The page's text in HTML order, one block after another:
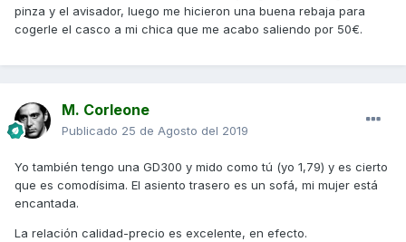
pinza y el avisador, luego me hicieron una buena rebaja para
cogerle el casco a mi chica que me acabo saliendo por 50€.
M. Corleone
Publicado 25 de Agosto del 2019
Yo también tengo una GD300 y mido como tú (yo 1,79) y es cierto
que es comodísima. El asiento trasero es un sofá, mi mujer está
encantada.
La relación calidad-precio es excelente, en efecto.